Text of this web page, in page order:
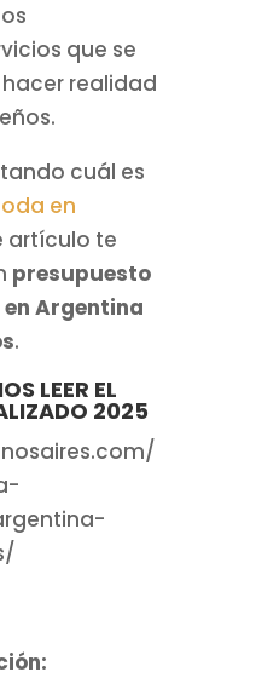
que se
realidad
cuál es
en
artículo te
presupuesto
Argentina
.
LEER EL
2025